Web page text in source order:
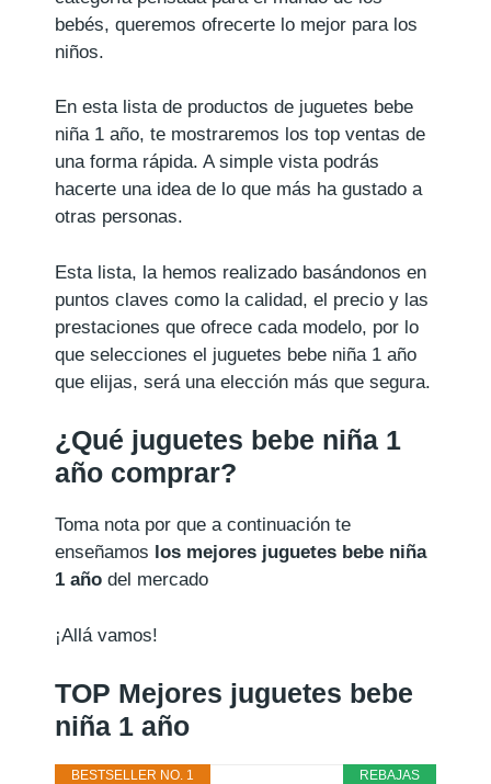
bebés, queremos ofrecerte lo mejor para los
niños.
En esta lista de productos de juguetes bebe
niña 1 año, te mostraremos los top ventas de
una forma rápida. A simple vista podrás
hacerte una idea de lo que más ha gustado a
otras personas.
Esta lista, la hemos realizado basándonos en
puntos claves como la calidad, el precio y las
prestaciones que ofrece cada modelo, por lo
que selecciones el juguetes bebe niña 1 año
que elijas, será una elección más que segura.
¿Qué juguetes bebe niña 1
año comprar?
Toma nota por que a continuación te
enseñamos los mejores juguetes bebe niña
1 año del mercado
¡Allá vamos!
TOP Mejores juguetes bebe
niña 1 año
REBAJAS
BESTSELLER NO. 1